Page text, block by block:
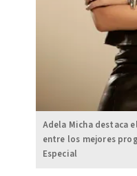
Adela Micha destaca
entre los mejores
Especial